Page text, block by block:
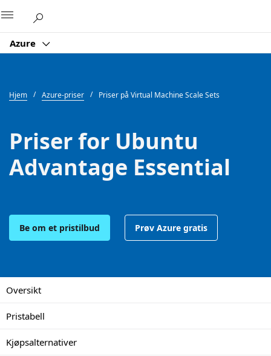
Azure
Hjem Azure-priser Priser på Virtual Machine Scale Sets
Priser for Ubuntu
Advantage Essential
Be om et pristilbud Prøv Azure gratis
Oversikt
Pristabell
Kjøpsalternativer